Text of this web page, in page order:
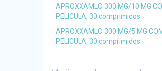
APROXXAMLO 300 MG/10 MG
PELICULA, 30 comprimidos
APROXXAMLO 300 MG/5 MG
PELICULA, 30 comprimidos